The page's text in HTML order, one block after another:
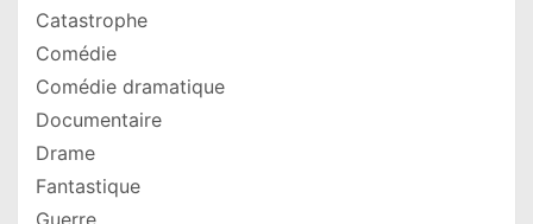
Catastrophe
Comédie
Comédie dramatique
Documentaire
Drame
Fantastique
Guerre